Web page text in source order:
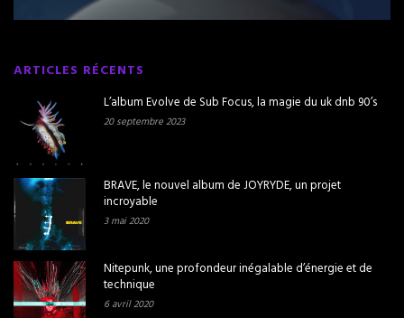
ARTICLES RÉCENTS
L’album Evolve de Sub Focus, la magie du uk dnb 90’s
20 septembre 2023
BRAVE, le nouvel album de JOYRYDE, un projet
incroyable
3 mai 2020
Nitepunk, une profondeur inégalable d’énergie et de
technique
6 avril 2020